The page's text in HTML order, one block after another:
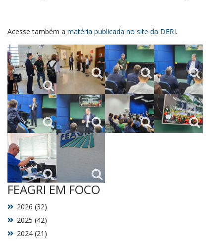
Acesse também a matéria publicada no site da DERI.
FEAGRI EM FOCO
2024 (21)
2025 (42)
2026 (32)